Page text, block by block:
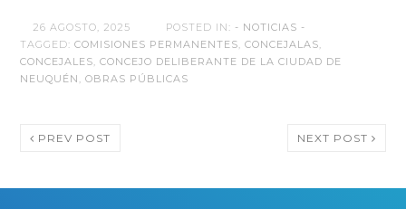
26 AGOSTO, 2025 POSTED IN: - NOTICIAS -
TAGGED:COMISIONES PERMANENTES,CONCEJALAS,
CONCEJALES,CONCEJO DELIBERANTE DE LA CIUDAD DE
NEUQUÉN ,OBRAS PÚBLICAS
PREV POST NEXT POST